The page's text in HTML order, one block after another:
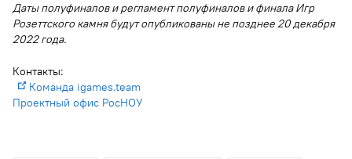
Даты полуфиналов и регламент полуфиналов и финала Игр
Розеттского камня будут опубликованы не позднее 20 декабря
2022 года.
Контакты:
Команда igames.team
Проектный офис РосНОУ